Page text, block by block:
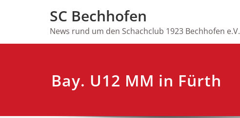
SC Bechhofen
News rund um den Schachclub 1923 Bechhofen e.V.
Bay. U12 MM in Fürth